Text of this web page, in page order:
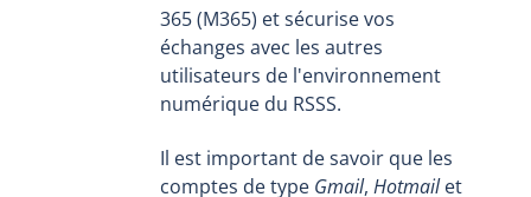
365 (M365) et sécurise vos
échanges avec les autres
utilisateurs de l'environnement
numérique du RSSS.
Il est important de savoir que les
comptes de type Gmail, Hotmailet